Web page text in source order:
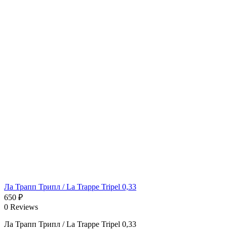
Ла Трапп Трипл / La Trappe Tripel 0,33
650 ₽
0 Reviews
Ла Трапп Трипл / La Trappe Tripel 0,33